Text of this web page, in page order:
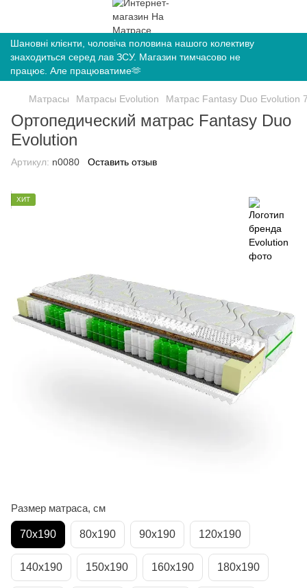
Шановні клієнти, чоловіча половина нашого колективу
знаходиться серед лав ЗСУ. Магазин тимчасово не
працює. Але працюватиме🫶
Матрасы Матрасы Evolution Матрас Fantasy Duo Evolution
Ортопедический матрас Fantasy Duo
Evolution
Артикул: n0080 Оставить отзыв
ХИТ
Размер матраса, см
70х190 80х190 90х190 120х190
140х190 150х190 160х190 180х190